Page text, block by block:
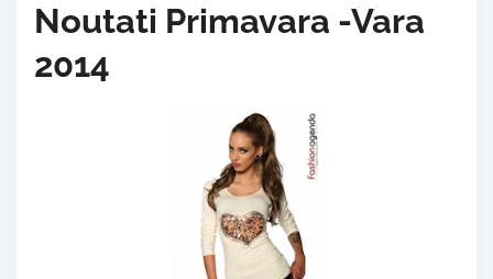
Noutati Primavara -Vara
2014